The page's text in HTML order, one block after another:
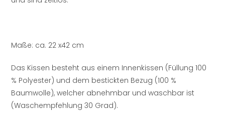
Maße: ca. 22 x42 cm
Das Kissen besteht aus einem Innenkissen (Füllung 100
% Polyester) und dem bestickten Bezug (100 %
Baumwolle), welcher abnehmbar und waschbar ist
(Waschempfehlung 30 Grad).